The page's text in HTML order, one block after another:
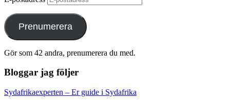
Prenumerera
Gör som 42 andra, prenumerera du med.
Bloggar jag följer
Sydafrikaexperten – Er guide i Sydafrika